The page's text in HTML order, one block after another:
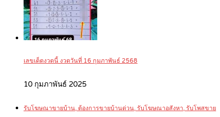
เลขเด็ดงวดนี้ งวดวันที่ 16 กุมภาพันธ์ 2568
10 กุมภาพันธ์ 2025
รับโฆษณาขายบ้าน, ต้องการขายบ้านด่วน, รับโฆษณาอสังหา, รับโพสขาย